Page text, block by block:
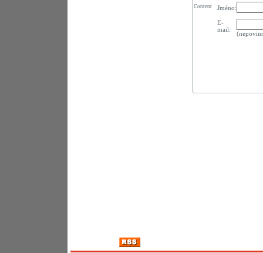
Jméno:
E-
mail:
Content